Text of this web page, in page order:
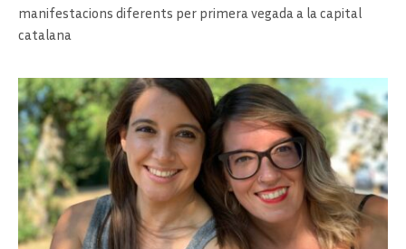
manifestacions diferents per primera vegada a la capital
catalana